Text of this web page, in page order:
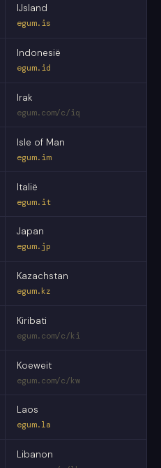
IJsland
egum.is
Indonesië
egum.id
Irak
egum.com/c/iq
Isle of Man
egum.im
Italië
egum.it
Japan
egum.jp
Kazachstan
egum.kz
Kiribati
egum.com/c/ki
Koeweit
egum.com/c/kw
Laos
egum.la
Libanon